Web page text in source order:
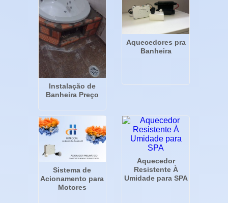
Instalação de
Banheira Preço
Aquecedores pra
Banheira
Sistema de
Acionamento para
Motores
Aquecedor
Resistente À
Umidade para SPA